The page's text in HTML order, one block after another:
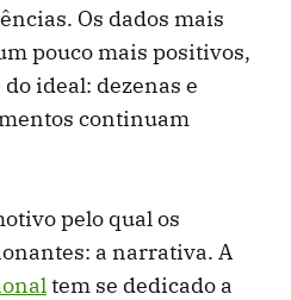
Os dados mais
pouco mais positivos,
ideal: dezenas e
continuam
pelo qual os
a narrativa. A
tem se dedicado a